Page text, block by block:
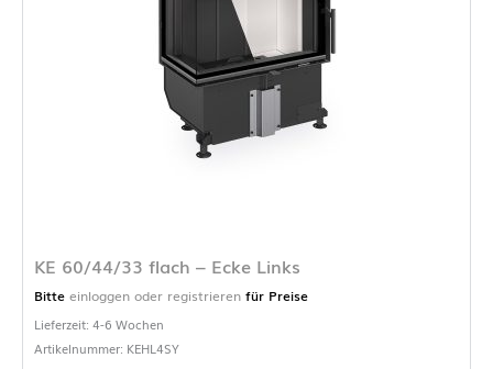
KE 60/44/33 flach – Ecke Links
Bitte einloggen oder registrieren für Preise
Lieferzeit: 4-6 Wochen
Artikelnummer: KEHL4SY